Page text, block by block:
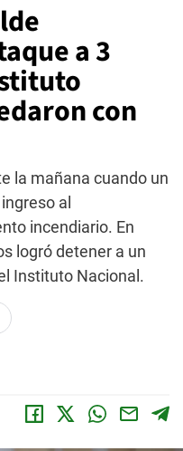
a 3
con
la mañana cuando un
al
incendiario. En
logró detener a un
Instituto Nacional.